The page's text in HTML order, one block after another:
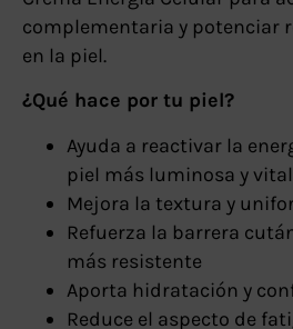
complementaria y potenciar
en la piel.
¿Qué hace por tu piel?
Ayuda a reactivar la
piel más luminosa y vital
Mejora la textura y
Refuerza la barrera
más resistente
Aporta hidratación y
Reduce el aspecto de